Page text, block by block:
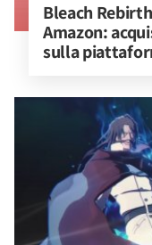
Bleach
Amazon:
sulla